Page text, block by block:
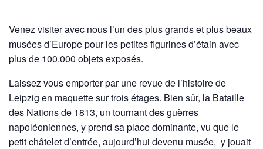
Venez visiter avec nous l’un des plus grands et plus beaux
musées d’Europe pour les petites figurines d’étain avec
plus de 100.000 objets exposés.
Laissez vous emporter par une revue de l’histoire de
Leipzig en maquette sur trois étages. Bien sûr, la Bataille
des Nations de 1813, un tournant des guèrres
napoléoniennes, y prend sa place dominante, vu que le
petit châtelet d’entrée, aujourd’hui devenu musée, y jouait